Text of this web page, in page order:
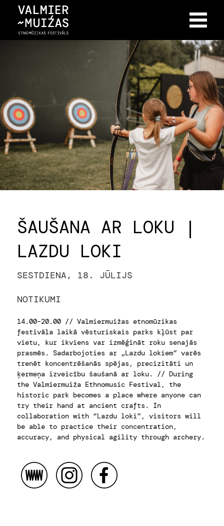
ŠAUŠANA AR LOKU |
LAZDU LOKI
SESTDIENA, 18. JŪLIJS
NOTIKUMI
14.00–20.00 // Valmiermuižas etnomūzikas
festivāla laikā vēsturiskais parks kļūst par
vietu, kur ikviens var izmēģināt roku senajās
prasmēs. Sadarbojoties ar „Lazdu lokiem” varēs
trenēt koncentrēšanās spējas, precizitāti un
ķermeņa izveicību šaušanā ar loku. // During
the Valmiermuiža Ethnomusic Festival, the
historic park becomes a place where anyone can
try their hand at ancient crafts. In
collaboration with “Lazdu loki”, visitors will
be able to practice their concentration,
accuracy, and physical agility through archery.